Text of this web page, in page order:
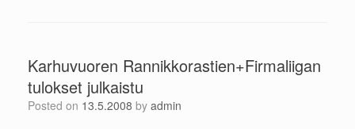
Karhuvuoren Rannikkorastien+Firmaliigan
tulokset julkaistu
Posted on 13.5.2008 by admin